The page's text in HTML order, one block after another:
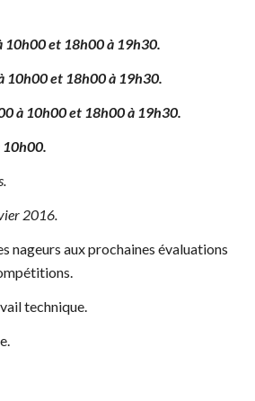
et 18h00 à 19h30.
10h00 et 18h00 à 19h30.
à 10h00 et 18h00 à 19h30.
10h00.
2016.
nageurs aux prochaines évaluations
technique.